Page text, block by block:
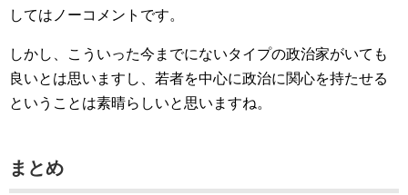
してはノーコメントです。
しかし、こういった今までにないタイプの政治家がいても
良いとは思いますし、若者を中心に政治に関心を持たせる
ということは素晴らしいと思いますね。
まとめ